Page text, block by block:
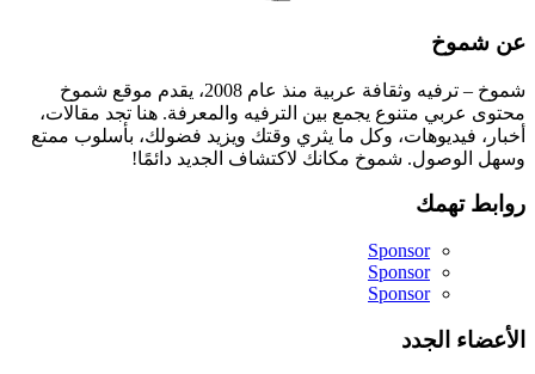
عن شموخ
شموخ – ترفيه وثقافة عربية منذ عام 2008، يقدم موقع شموخ
محتوى عربي متنوع يجمع بين الترفيه والمعرفة. هنا تجد مقالات،
أخبار، فيديوهات، وكل ما يثري وقتك ويزيد فضولك، بأسلوب ممتع
وسهل الوصول. شموخ مكانك لاكتشاف الجديد دائمًا!
روابط تهمك
Sponsor
Sponsor
Sponsor
الأعضاء الجدد